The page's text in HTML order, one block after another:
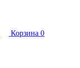
Корзина 0